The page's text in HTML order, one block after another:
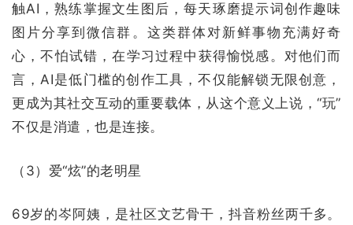
触AI，熟练掌握文生图后，每天琢磨提示词创作趣味
图片分享到微信群。这类群体对新鲜事物充满好奇
心，不怕试错，在学习过程中获得愉悦感。对他们而
言，AI是低门槛的创作工具，不仅能解锁无限创意，
更成为其社交互动的重要载体，从这个意义上说，“玩”
不仅是消遣，也是连接。
（3）爱“炫”的老明星
69岁的岑阿姨，是社区文艺骨干，抖音粉丝两千多。